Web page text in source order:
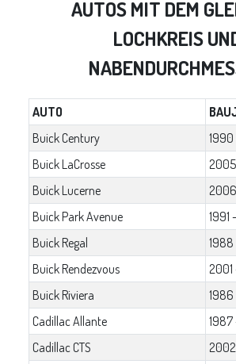
AUTOS MIT DEM
LOCHKREIS
AUTO
Buick Century
Buick LaCrosse
Buick Lucerne
Buick Park Avenue
1991
Buick Regal
Buick Rendezvous
Buick Riviera
Cadillac Allante
1987
Cadillac CTS